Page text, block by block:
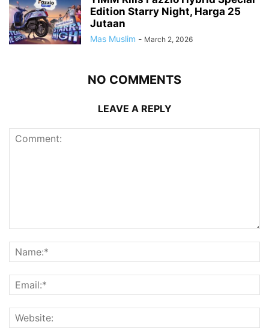
Edition Starry Night, Harga 25
Jutaan
Mas Muslim - March 2, 2026
NO COMMENTS
LEAVE A REPLY